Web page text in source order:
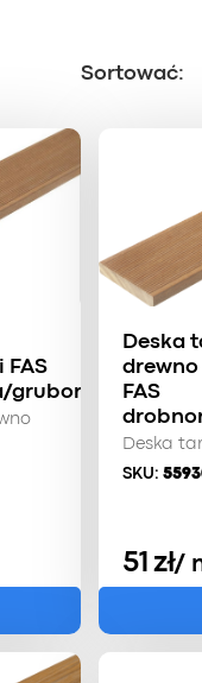
Sortować:
FAS
Deska
drewno
FAS
Deska
SKU:
51zł/